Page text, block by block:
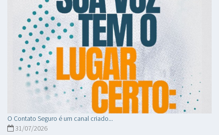
O Contato Seguro é um canal criado...
31/07/2026